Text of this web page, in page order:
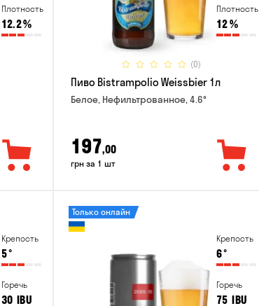
Плотность
12.2%
Плотность
12%
(0)
Пиво Bistrampolio Weissbier 1л
Белое, Нефильтрованное, 4.6°
197,00
грн за 1 шт
Крепость
5°
Горечь
30 IBU
Крепость
6°
Горечь
75 IBU
Только онлайн